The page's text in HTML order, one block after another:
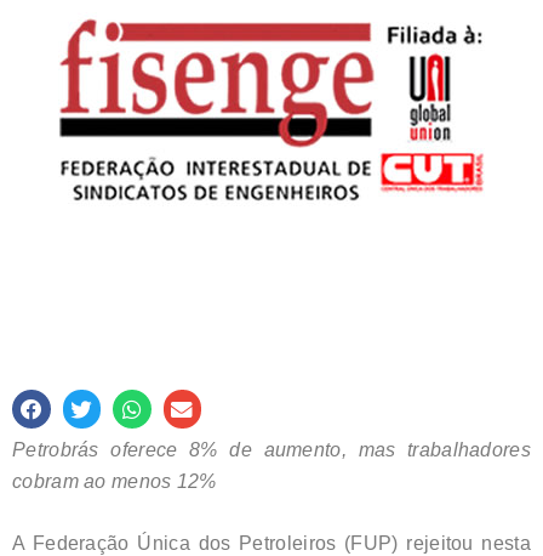
Petrobrás oferece 8% de aumento, mas trabalhadores
cobram ao menos 12%
A Federação Única dos Petroleiros (FUP) rejeitou nesta